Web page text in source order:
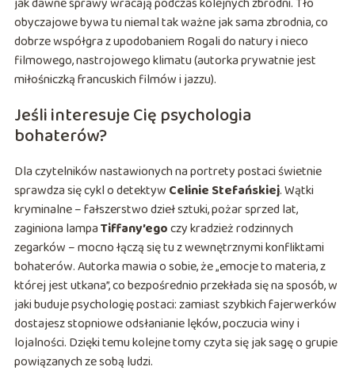
obyczajowe bywa tu niemal tak ważne jak sama zbrodnia, co
dobrze współgra z upodobaniem Rogali do natury i nieco
filmowego, nastrojowego klimatu (autorka prywatnie jest
miłośniczką francuskich filmów i jazzu).
Jeśli interesuje Cię psychologia
bohaterów?
Dla czytelników nastawionych na portrety postaci świetnie
sprawdza się cykl o detektyw Celinie Stefańskiej. Wątki
kryminalne – fałszerstwo dzieł sztuki, pożar sprzed lat,
zaginiona lampaTiffany’egoczy kradzież rodzinnych
zegarków – mocno łączą się tu z wewnętrznymi konfliktami
bohaterów. Autorka mawia o sobie, że „emocje to materia, z
której jest utkana”, co bezpośrednio przekłada się na sposób, w
jaki buduje psychologię postaci: zamiast szybkich fajerwerków
dostajesz stopniowe odsłanianie lęków, poczucia winy i
lojalności. Dzięki temu kolejne tomy czyta się jak sagę o grupie
powiązanych ze sobą ludzi.